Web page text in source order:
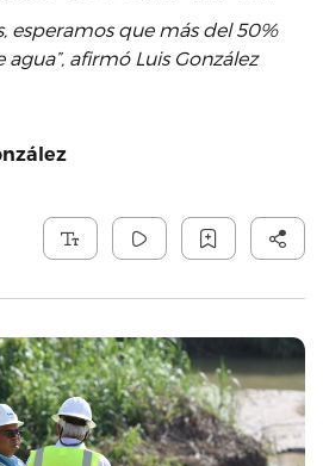
esperamos que más del 50%
afirmó Luis González